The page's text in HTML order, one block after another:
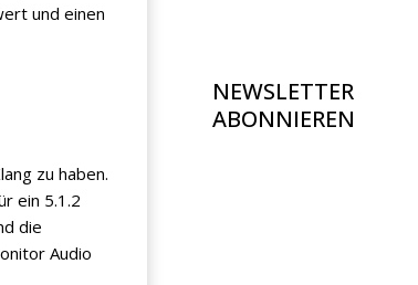
und einen
zu haben.
ein 5.1.2
die
Audio
NEWSLETTER
ABONNIEREN